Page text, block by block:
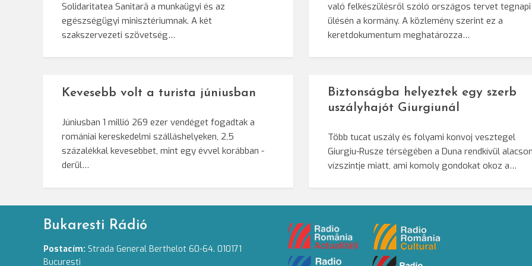
Solidaritatea Sanitară a munkaügyi és az
egészségügyi minisztériumnak. A két
szakszervezeti szövetség…
való felkészülésről szóló országos tervet tegnapi
ülésén a kormány. A közlemény szerint ez a
keretdokumentum meghatározza…
Kevesebb volt a turista júniusban
Júniusban 1 millió 269 ezer vendéget fogadtak a
romániai kereskedelmi szálláshelyeken, 2,5
százalékkal kevesebbet, mint egy évvel korábban -
derül…
Biztonságba helyeztek egy szerb
uszályhajót Giurgiunál
Több tucat uszály és folyami konvoj vesztegel
Giurgiu-Rusze térségében a Duna rendkívül
vízszintje miatt, ami komoly gondokat okoz a…
Bukaresti Rádió
Postacím: Strada General Berthelot 60-64. 010171
Bucuresti